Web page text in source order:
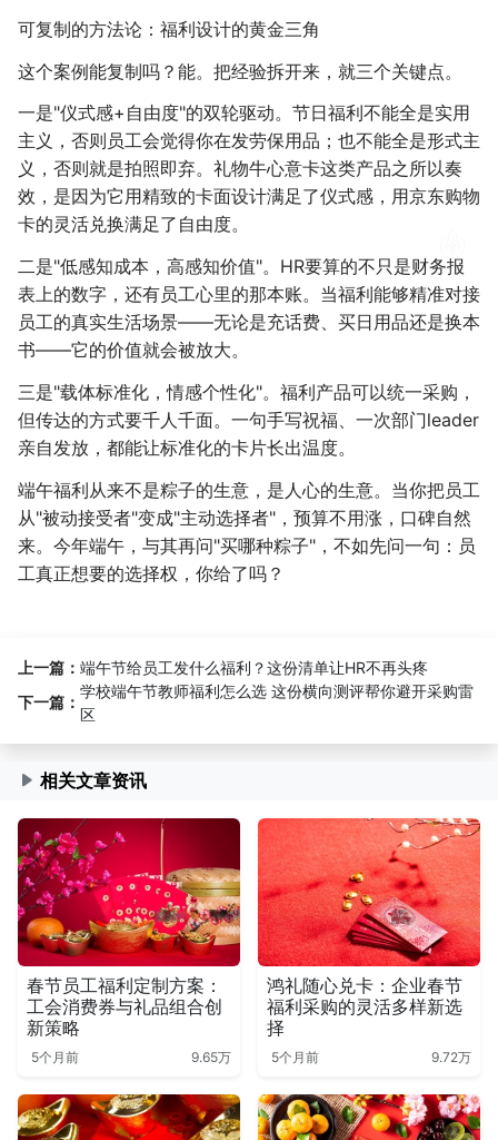
可复制的方法论：福利设计的黄金三角
这个案例能复制吗？能。把经验拆开来，就三个关键点。
一是"仪式感+自由度"的双轮驱动。节日福利不能全是实用
主义，否则员工会觉得你在发劳保用品；也不能全是形式主
义，否则就是拍照即弃。礼物牛心意卡这类产品之所以奏
效，是因为它用精致的卡面设计满足了仪式感，用京东购物
卡的灵活兑换满足了自由度。
二是"低感知成本，高感知价值"。HR要算的不只是财务报
表上的数字，还有员工心里的那本账。当福利能够精准对接
员工的真实生活场景——无论是充话费、买日用品还是换本
书——它的价值就会被放大。
三是"载体标准化，情感个性化"。福利产品可以统一采购，
但传达的方式要千人千面。一句手写祝福、一次部门leader
亲自发放，都能让标准化的卡片长出温度。
端午福利从来不是粽子的生意，是人心的生意。当你把员工
从"被动接受者"变成"主动选择者"，预算不用涨，口碑自然
来。今年端午，与其再问"买哪种粽子"，不如先问一句：员
工真正想要的选择权，你给了吗？
上一篇： 端午节给员工发什么福利？这份清单让HR不再头疼
下一篇：
学校端午节教师福利怎么选 这份横向测评帮你避开采购雷
区
相关文章资讯
春节员工福利定制方案：
工会消费券与礼品组合创
新策略
5个月前 9.65万
鸿礼随心兑卡：企业春节
福利采购的灵活多样新选
择
5个月前 9.72万